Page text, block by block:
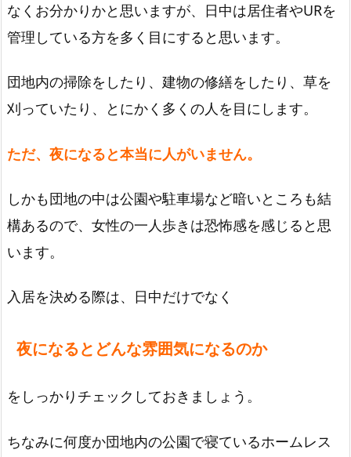
なくお分かりかと思いますが、日中は居住者やURを
管理している方を多く目にすると思います。
団地内の掃除をしたり、建物の修繕をしたり、草を
刈っていたり、とにかく多くの人を目にします。
ただ、夜になると本当に人がいません。
しかも団地の中は公園や駐車場など暗いところも結
構あるので、女性の一人歩きは恐怖感を感じると思
います。
入居を決める際は、日中だけでなく
夜になるとどんな雰囲気になるのか
をしっかりチェックしておきましょう。
ちなみに何度か団地内の公園で寝ているホームレス